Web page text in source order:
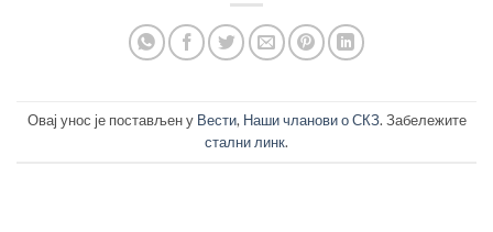
Овај унос је постављен у Вести, Наши чланови о СКЗ. Забележите
стални линк.